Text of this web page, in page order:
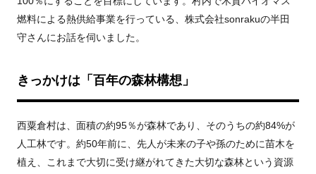
燃料による熱供給事業を行っている、株式会社sonrakuの半田
守さんにお話を伺いました。
きっかけは「百年の森林構想」
西粟倉村は、面積の約95％が森林であり、そのうちの約84%が
人工林です。約50年前に、先人が未来の子や孫のために苗木を
植え、これまで大切に受け継がれてきた大切な森林という資源